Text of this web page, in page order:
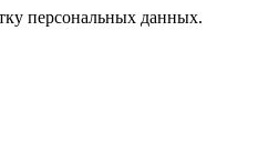
персональных данных.